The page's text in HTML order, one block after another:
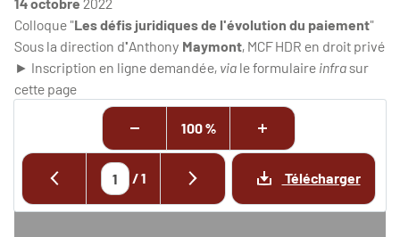
Colloque "Les défis juridiques de l'évolution du paiement"
Sous la direction d'Anthony Maymont, MCF HDR en droit privé
► Inscription en ligne demandée, via le formulaire infrasur
cette page
100 %
/1 Télécharger